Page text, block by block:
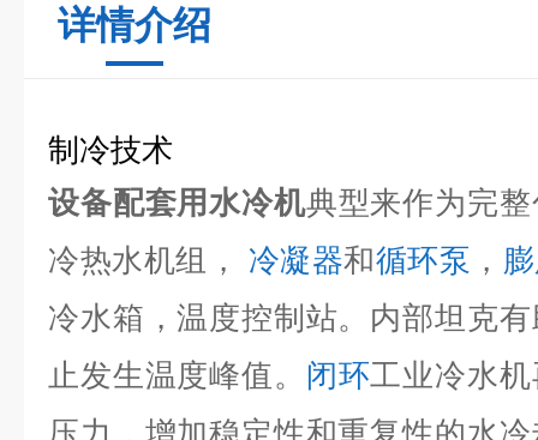
详情介绍
制冷技术
设备配套用水冷机典型来作为完
冷热水机组， 冷凝器和循环泵 ，
冷水箱，温度控制站。内部坦克
止发生温度峰值。 闭环工业冷水
压力，增加稳定性和重复性的水